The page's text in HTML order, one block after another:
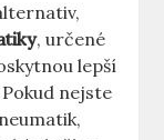
, určené
lepší
nejste